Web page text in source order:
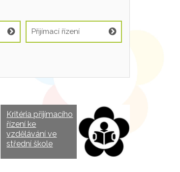
Přijímací řízení
Kritéria přijímacího
řízení ke
vzdělávání ve
střední škole